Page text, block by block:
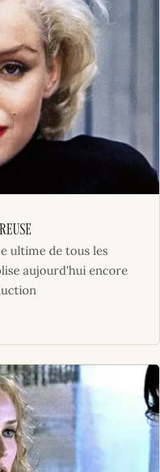
ultime de tous les
aujourd'hui encore